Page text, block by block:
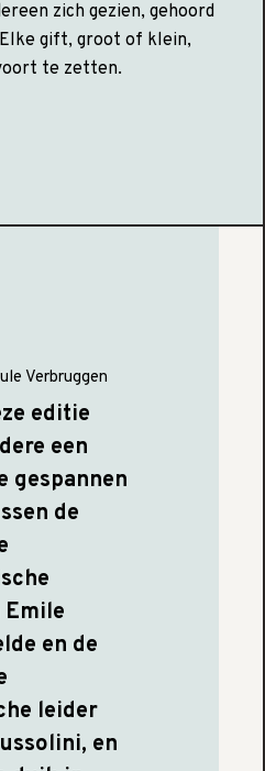
zich gezien, gehoord
gift, groot of klein,
te zetten.
Verbruggen
editie
een
gespannen
de
en de
leider
en